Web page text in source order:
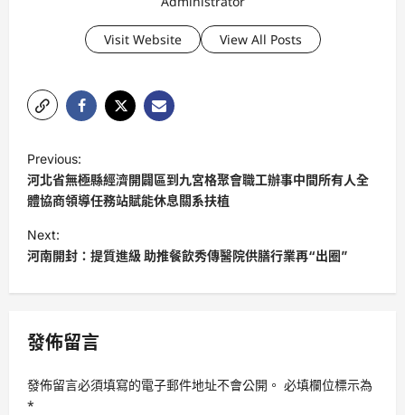
Visit Website View All Posts
o
s
t
n
a
i
a
Previous:
河北省無極縣經濟開闢區到九宮格聚會職工辦事中間所有人全
體協商領導任務站賦能休息關系扶植
Next:
河南開封：提質進級 助推餐飲秀傳醫院供膳行業再“出圈”
發佈留言
發佈留言必須填寫的電子郵件地址不會公開。 必填欄位標示為
*